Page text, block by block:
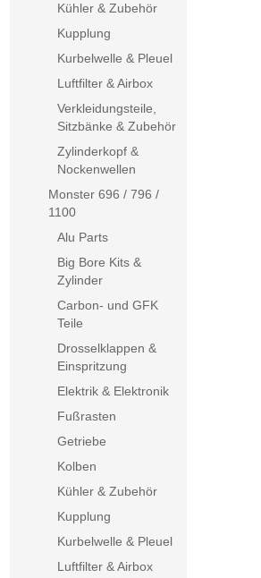
Kühler & Zubehör
Kupplung
Kurbelwelle & Pleuel
Luftfilter & Airbox
Verkleidungsteile,
Sitzbänke & Zubehör
Zylinderkopf &
Nockenwellen
Monster 696 / 796 /
1100
Alu Parts
Big Bore Kits &
Zylinder
Carbon- und GFK
Teile
Drosselklappen &
Einspritzung
Elektrik & Elektronik
Fußrasten
Getriebe
Kolben
Kühler & Zubehör
Kupplung
Kurbelwelle & Pleuel
Luftfilter & Airbox